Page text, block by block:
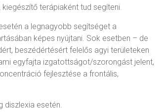
terápiaként tud segíteni.
a legnagyobb segítséget a
képes nyújtani. Sok esetben – de
beszédértésért felelős agyi területeken
egyfajta izgatottságot/szorongást jelent,
fejlesztése a frontális,
diszlexia esetén.